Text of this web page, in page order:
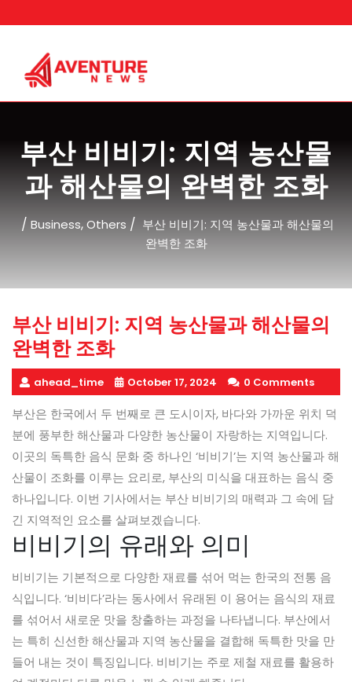
to
부산 비비기: 지역 농산물
과 해산물의 완벽한 조화
/ Business,Others / 부산 비비기: 지역 농산물과 해산물의
완벽한 조화
부산 비비기: 지역 농산물과 해산물의
완벽한 조화
ahead_time October 17, 2024 0 Comments
부산은 한국에서 두 번째로 큰 도시이자, 바다와 가까운 위치 덕
분에 풍부한 해산물과 다양한 농산물이 자랑하는 지역입니다.
이곳의 독특한 음식 문화 중 하나인 ‘비비기’는 지역 농산물과 해
산물이 조화를 이루는 요리로, 부산의 미식을 대표하는 음식 중
하나입니다. 이번 기사에서는 부산 비비기의 매력과 그 속에 담
긴 지역적인 요소를 살펴보겠습니다.
비비기의 유래와 의미
비비기는 기본적으로 다양한 재료를 섞어 먹는 한국의 전통 음
식입니다. ‘비비다’라는 동사에서 유래된 이 용어는 음식의 재료
를 섞어서 새로운 맛을 창출하는 과정을 나타냅니다. 부산에서
는 특히 신선한 해산물과 지역 농산물을 결합해 독특한 맛을 만
들어 내는 것이 특징입니다. 비비기는 주로 제철 재료를 활용하